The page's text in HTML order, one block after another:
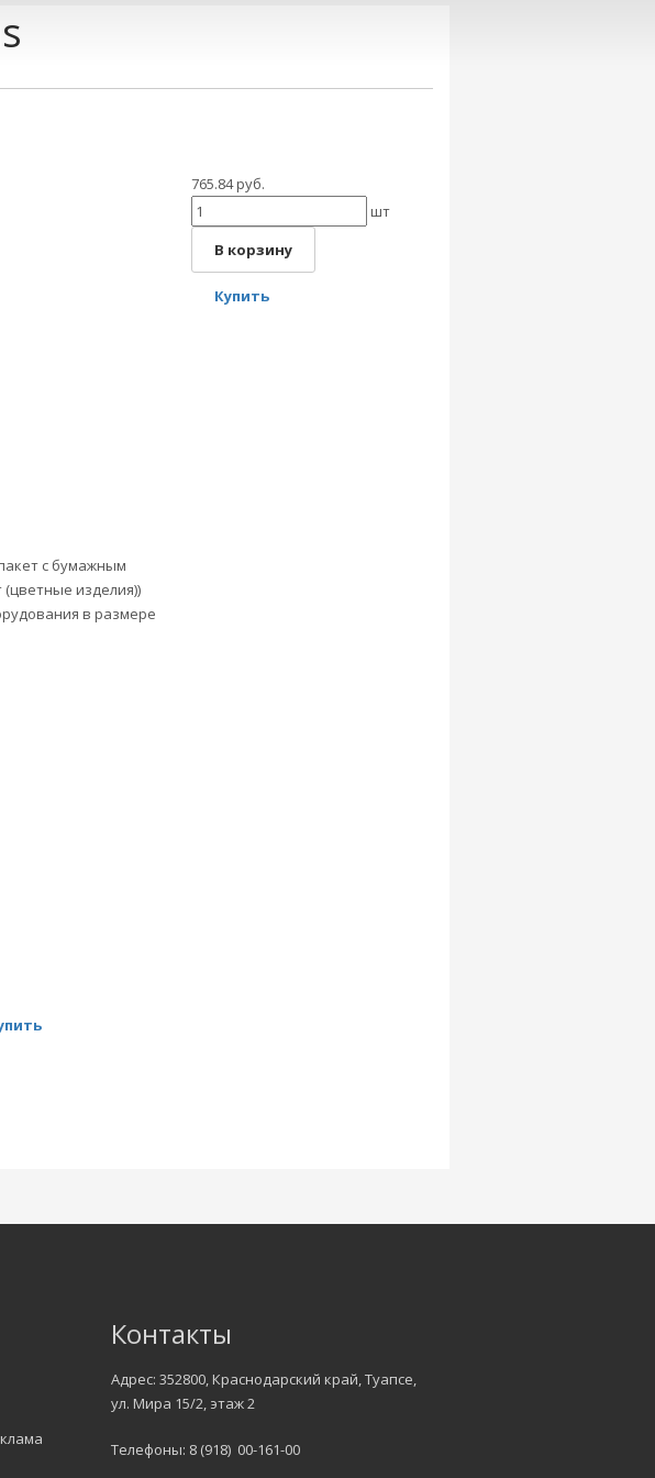
765.84 руб.
шт
В корзину
Купить
с бумажным
изделия))
в размере
Контакты
Адрес: 352800, Краснодарский край, Туапсе,
ул. Мира 15/2, этаж 2
Телефоны: 8 (918) 00-161-00